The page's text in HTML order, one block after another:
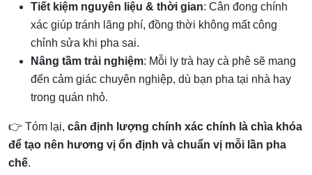
Tiết kiệm nguyên liệu & thời gian: Cân đong chính
xác giúp tránh lãng phí, đồng thời không mất công
chỉnh sửa khi pha sai.
Nâng tầm trải nghiệm: Mỗi ly trà hay cà phê sẽ mang
đến cảm giác chuyên nghiệp, dù bạn pha tại nhà hay
trong quán nhỏ.
👉 Tóm lại, cân định lượng chính xác chính là chìa khóa
để tạo nên hương vị ổn định và chuẩn vị mỗi lần pha
chế.